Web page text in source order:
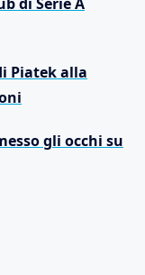
Piatek alla
gli occhi su